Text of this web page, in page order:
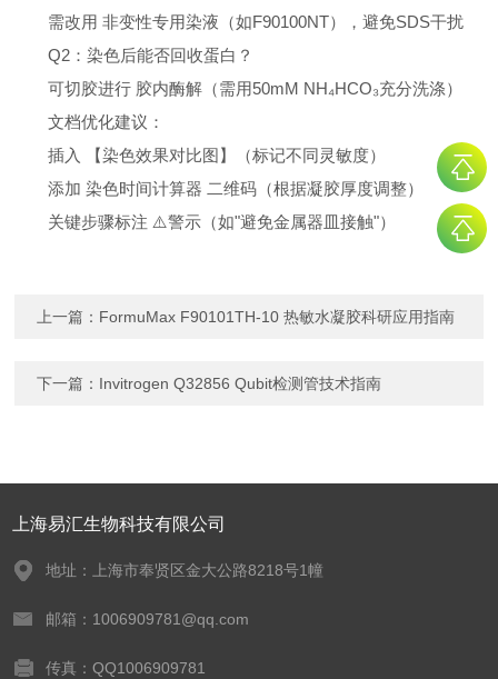
需改用 非变性专用染液（如F90100NT），避免SDS干扰
Q2：染色后能否回收蛋白？
可切胶进行 胶内酶解（需用50mM NH₄HCO₃充分洗涤）
文档优化建议：
插入 【染色效果对比图】（标记不同灵敏度）
添加 染色时间计算器 二维码（根据凝胶厚度调整）
关键步骤标注 ⚠️警示（如"避免金属器皿接触"）
上一篇： FormuMax F90101TH-10 热敏水凝胶科研应用指南
下一篇： Invitrogen Q32856 Qubit检测管技术指南
上海易汇生物科技有限公司
地址：上海市奉贤区金大公路8218号1幢
邮箱：1006909781@qq.com
传真：QQ1006909781